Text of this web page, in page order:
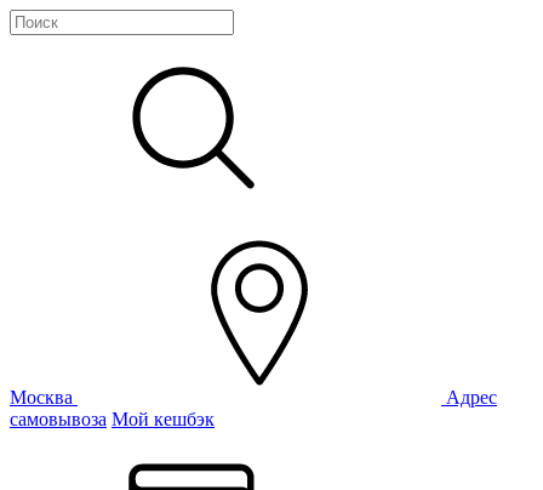
Москва
Адрес
самовывоза Мой кешбэк